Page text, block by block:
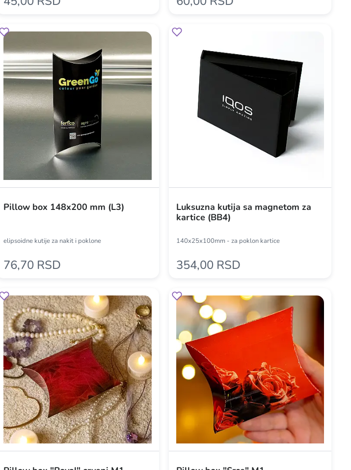
Pillow box 148x200 mm (L3)
elipsoidne kutije za nakit i poklone
76,70 RSD
Luksuzna kutija sa magnetom za
kartice (BB4)
140x25x100mm - za poklon kartice
354,00 RSD